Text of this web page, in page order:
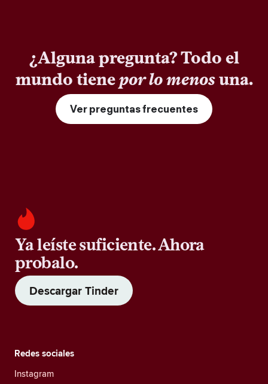
¿Alguna pregunta? Todo el
mundo tienepor lo menosuna.
Ver preguntas frecuentes
Ya leíste suficiente. Ahora
probalo.
Descargar Tinder
Redes sociales
Instagram